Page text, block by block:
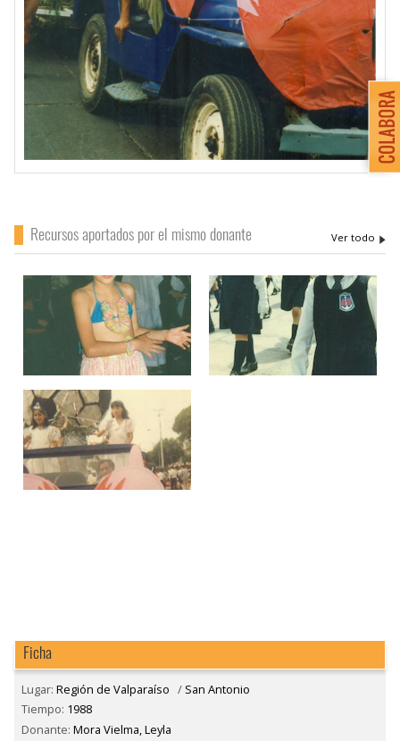
Recursos aportados por el mismo donante
Ficha
Lugar: Región de Valparaíso / San Antonio
Tiempo: 1988
Donante: Mora Vielma, Leyla